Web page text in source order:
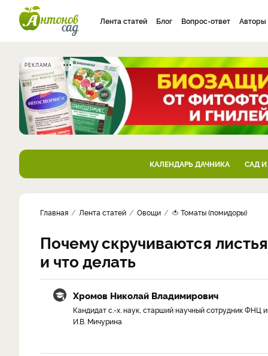
Лента статей Блог Вопрос-ответ Авторы
РЕКЛАМА
КАЛЕНДАРЬ ДАЧНИКА САД
Главная Лента статей Овощи 🍅 Томаты (помидоры)
Почему скручиваются
и что делать
Хромов Николай Владимирович
Кандидат с.-х. наук, старший научный сотрудник ФНЦ
И.В. Мичурина